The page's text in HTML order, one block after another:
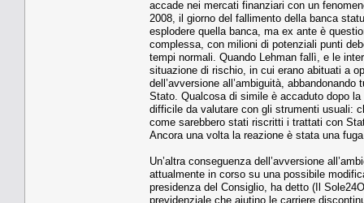
accade nei mercati finanziari con un
2008, il giorno del fallimento della banca
esplodere quella banca, ma ex ante è
complessa, con milioni di potenziali punti
tempi normali. Quando Lehman fallì, e le
situazione di rischio, in cui erano abituati a
dell’avversione all’ambiguità,
Stato. Qualcosa di simile è accaduto dopo
difficile da valutare con gli strumenti usuali:
come sarebbero stati riscritti i trattati con
Ancora una volta la reazione è stata una
Un’altra conseguenza dell’avversione
attualmente in corso su una possibile
presidenza del Consiglio, ha detto (Il
previdenziale che aiutino le carriere